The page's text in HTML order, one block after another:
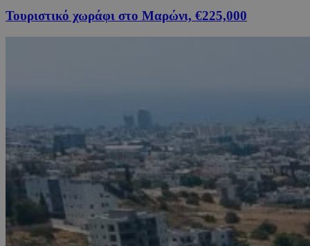
Τουριστικό χωράφι στο Μαρώνι, €225,000